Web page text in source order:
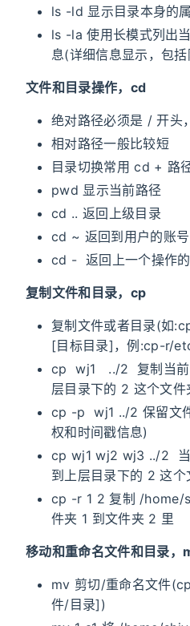
ls -ld 显示目录本身的
ls -la 使用长模式列出
息(详细信息显示，包
文件和目录操作，cd
绝对路径必须是 / 开头
相对路径一般比较短
目录切换常用 cd + 路
pwd 显示当前路径
cd .. 返回上级目录
cd ~ 返回到用户的账
cd - 返回上一个操作
复制文件和目录，cp
复制文件或者目录(如
[目标目录]，例:cp-r/
cp wj1 ../2 复制当前
层目录下的 2 这个文件
cp -p wj1 ../2 保留文
权和时间戳信息)
cp wj1 wj2 wj3 ../2
到上层目录下的 2 这个
cp -r 1 2 复制 /home/
件夹 1 到文件夹 2 里
移动和重命名文件和目录，
mv 剪切/重命名文件
件/目录])